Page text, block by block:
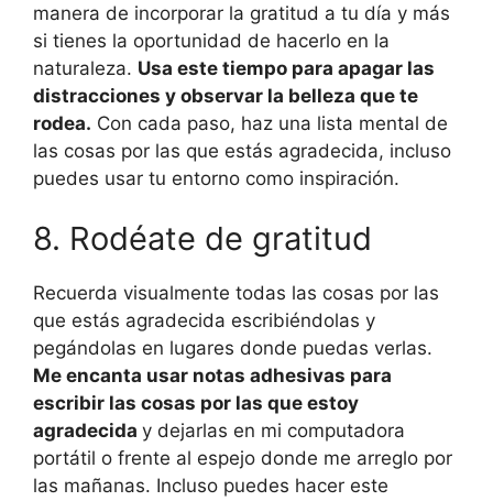
manera de incorporar la gratitud a tu día y más
si tienes la oportunidad de hacerlo en la
naturaleza. Usa este tiempo para apagar las
distracciones y observar la belleza que te
rodea. Con cada paso, haz una lista mental de
las cosas por las que estás agradecida, incluso
puedes usar tu entorno como inspiración.
8. Rodéate de gratitud
Recuerda visualmente todas las cosas por las
que estás agradecida escribiéndolas y
pegándolas en lugares donde puedas verlas.
Me encanta usar notas adhesivas para
escribir las cosas por las que estoy
agradecida y dejarlas en mi computadora
portátil o frente al espejo donde me arreglo por
las mañanas. Incluso puedes hacer este